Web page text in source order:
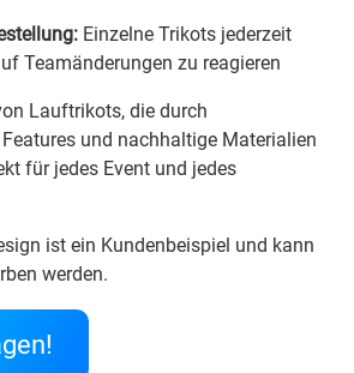
Einzelne Trikots jederzeit
Teamänderungen zu reagieren
Lauftrikots, die durch
und nachhaltige Materialien
für jedes Event und jedes
ist ein Kundenbeispiel und kann
werden.